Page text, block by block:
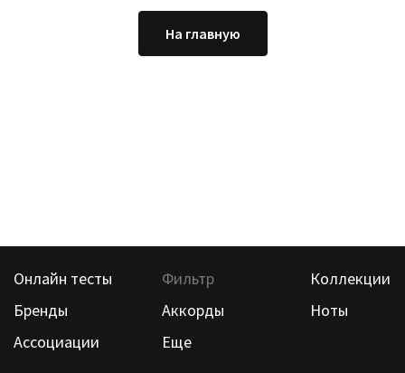
На главную
Онлайн тесты Фильтр
Коллекции
Бренды
Аккорды
Ноты
Ассоциации
Еще